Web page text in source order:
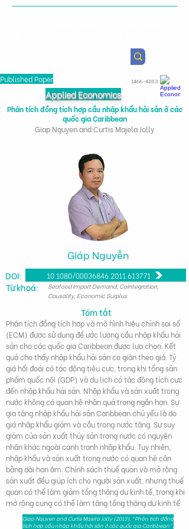
Published Paper 1466-4283
Applied Economics
Phân tích đồng tích hợp cầu nhập khẩu hải sản ở các
quốc gia Caribbean
Giap Nguyen and Curtis Majela Jolly
Giáp Nguyễn
10.1080/00036846.2011.613771
DOI:
Từ khoá:
Seafood Import Demand, Cointegration,
Causality, Economic Surplus
Tóm tắt
Phân tích đồng tích hợp và mô hình hiệu chỉnh sai số
(ECM) được sử dụng để ước lượng cầu nhập khẩu hải
sản cho các quốc gia Caribbean được lựa chọn. Kết
quả cho thấy nhập khẩu hải sản co giãn theo giá. Tỷ
giá hối đoái có tác động tiêu cực, trong khi tổng sản
phẩm quốc nội (GDP) và du lịch có tác động tích cực
đến nhập khẩu hải sản. Nhập khẩu và sản xuất trong
nước không có quan hệ nhân quả trong ngắn hạn. Sự
gia tăng nhập khẩu hải sản Caribbean chủ yếu là do
giá nhập khẩu giảm và cầu trong nước tăng. Sự suy
giảm của sản xuất thủy sản trong nước có nguyên
nhân khác ngoài cạnh tranh nhập khẩu. Tuy nhiên,
nhập khẩu và sản xuất trong nước có quan hệ cân
bằng dài hạn âm. Chính sách thuế quan và mở rộng
sản xuất đều giúp ích cho người sản xuất, nhưng thuế
quan có thể làm giảm tổng thặng dư kinh tế, trong khi
mở rộng cung có thể làm tăng tổng thặng dư kinh tế.
Giap Nguyen and Curtis Majela Jolly (2013), "Phân tích đồng
tích hợp cầu nhập khẩu hải sản ở các quốc gia Caribbean",